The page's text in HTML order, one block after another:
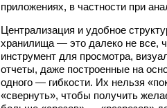
приложениях, в частности при
Централизация и удобное
хранилища — это далеко не все,
инструмент для просмотра,
отчеты, даже построенные на
одного — гибкости. Их нельзя
«свернуть», чтобы получить